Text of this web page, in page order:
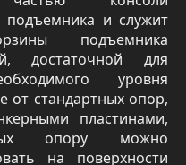
подъемника и служит
подъемника
достаточной для
уровня
от стандартных опор,
пластинами,
опору можно
на поверхности